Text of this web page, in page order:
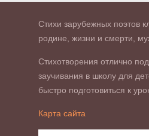
Стихи зарубежных поэтов
родине, жизни и смерти,
Стихотворения отлично
заучивания в школу для
быстро подготовиться к
Карта сайта